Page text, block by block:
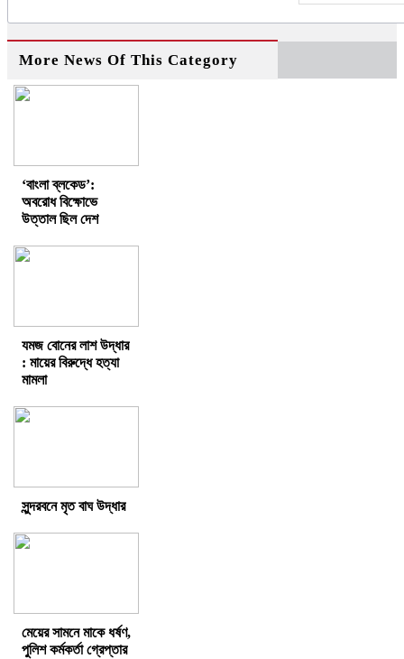
More News Of This Category
‘বাংলা ব্লকেড’:
অবরোধ বিক্ষোভে
উত্তাল ছিল দেশ
যমজ বোনের লাশ উদ্ধার
: মায়ের বিরুদ্ধে হত্যা
মামলা
সুন্দরবনে মৃত বাঘ উদ্ধার
মেয়ের সামনে মাকে ধর্ষণ,
পুলিশ কর্মকর্তা গ্রেপ্তার